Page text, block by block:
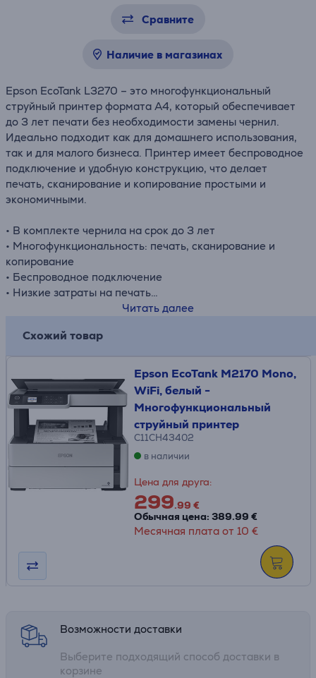
Сравните
Наличие в магазинах
Epson EcoTank L3270 – это многофункциональный
струйный принтер формата A4, который обеспечивает
до 3 лет печати без необходимости замены чернил.
Идеально подходит как для домашнего использования,
так и для малого бизнеса. Принтер имеет беспроводное
подключение и удобную конструкцию, что делает
печать, сканирование и копирование простыми и
экономичными.
• В комплекте чернила на срок до 3 лет
• Многофункциональность: печать, сканирование и
копирование
• Беспроводное подключение
• Низкие затраты на печать
• Удобная конструкцияЧитать далее
Схожий товар
Epson EcoTank M2170 Mono,
WiFi, белый -
Многофункциональный
струйный принтер
C11CH43402
в наличии
Цена для друга:
299.99 €
Обычная цена: 389.99 €
Месячная плата от 10 €
Возможности доставки
Выберите подходящий способ доставки в
корзине